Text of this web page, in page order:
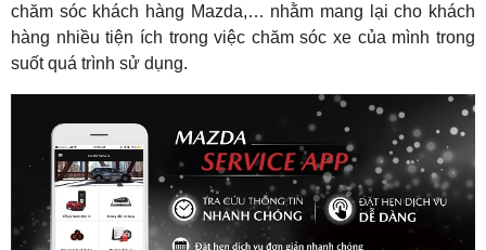
chăm sóc khách hàng Mazda,… nhằm mang lại cho khách
hàng nhiều tiện ích trong việc chăm sóc xe của mình trong
suốt quá trình sử dụng.